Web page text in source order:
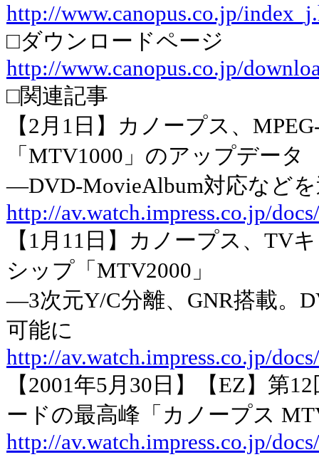
http://www.canopus.co.jp/
□ダウンロードページ
http://www.canopus.co.jp/
□関連記事
【2月1日】カノープス、
「MTV1000」のアップデータ
―DVD-MovieAlbum対応など
http://av.watch.impress.co.jp/
【1月11日】カノープス、TV
シップ「MTV2000」
―3次元Y/C分離、GNR搭載。
可能に
http://av.watch.impress.co.jp/
【2001年5月30日】【EZ】第
ードの最高峰「カノープス
http://av.watch.impress.co.jp/